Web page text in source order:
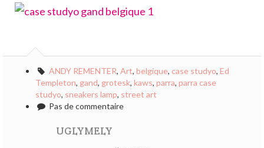
ANDY REMENTER, Art, belgique, case studyo, Ed
Templeton, gand, grotesk, kaws, parra, parra case
studyo, sneakers lamp, street art
Pas de commentaire
UGLYMELY